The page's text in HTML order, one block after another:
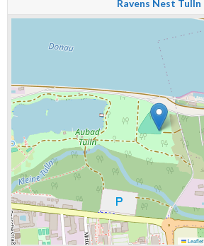
Ravens Nest Tulln
Leaflet